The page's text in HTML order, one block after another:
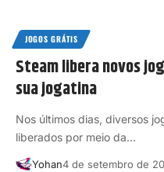
JOGOS GRÁTIS
Steam libera novos
sua jogatina
Nos últimos dias, diversos
liberados por meio da…
Yohan4 de setembro de